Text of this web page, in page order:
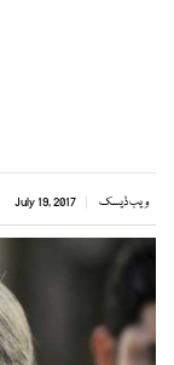
ویب ڈیسک July 19, 2017